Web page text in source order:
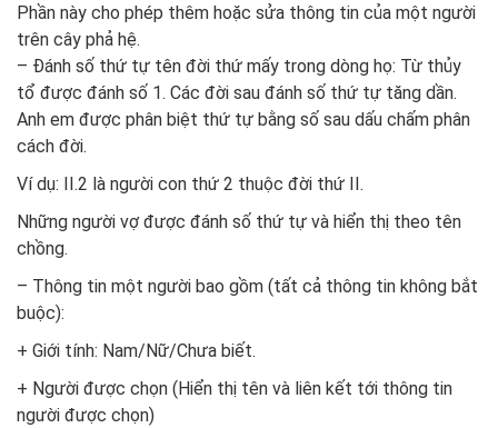
Phần này cho phép thêm hoặc sửa thông tin của một người
trên cây phả hệ.
– Đánh số thứ tự tên đời thứ mấy trong dòng họ: Từ thủy
tổ được đánh số 1. Các đời sau đánh số thứ tự tăng dần.
Anh em được phân biệt thứ tự bằng số sau dấu chấm phân
cách đời.
Ví dụ: II.2 là người con thứ 2 thuộc đời thứ II.
Những người vợ được đánh số thứ tự và hiển thị theo tên
chồng.
– Thông tin một người bao gồm (tất cả thông tin không bắt
buộc):
+ Giới tính: Nam/Nữ/Chưa biết.
+ Người được chọn (Hiển thị tên và liên kết tới thông tin
người được chọn)